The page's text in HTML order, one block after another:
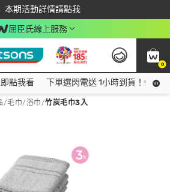
本期活動詳情請點我
下載app最高回饋$350
屈臣氏線上服務
0
我看
點我看 下單選閃電送 1小時到貨！領神
/毛巾/浴巾/竹炭毛巾3入